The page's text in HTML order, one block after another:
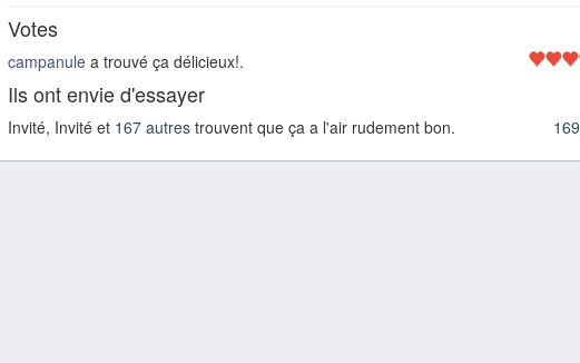
Votes
campanule a trouvé ça délicieux!.
Ils ont envie d'essayer
169
Invité, Invité et 167 autres trouvent que ça a l'air rudement bon.